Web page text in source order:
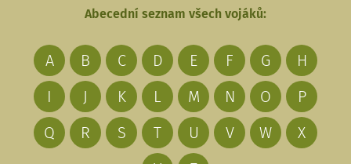
Abecední seznam všech vojáků:
A B C D E F G
H
I
J K L M N O
P
Q
R S T U V W
X